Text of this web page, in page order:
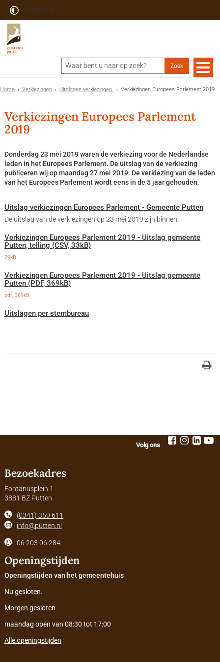
Lees voor
Home Verkiezingen Uitslagen verkiezingen Verkiezingen Europees Parlement 2019
Verkiezingen Europees Parlement
2019
Donderdag 23 mei 2019 waren de verkiezing voor de Nederlandse
leden in het Europees Parlement. De uitslag van de verkiezing
publiceren wij op maandag 27 mei 2019. De verkiezing van de leden
van het Europees Parlement wordt eens in de 5 jaar gehouden.
Uitslag verkiezingen Europees Parlement - Gemeente Putten
De uitslag van de verkiezingen op 23 mei 2019 zijn binnen.
Verkiezingen Europees Parlement 2019 - Uitslag gemeente
Putten, telling (CSV, 33kB)
29kB
Verkiezingen Europees Parlement 2019 - Uitslag gemeente
Putten (PDF, 369kB)
pdf, 369kB
Uitslagen per stembureau
Volg ons
Bezoekadres
Fontanusplein 1
3881 BZ Putten
(0341) 359 611
info@putten.nl
06 203 06 284
Openingstijden
Openingstijden van het gemeentehuis
Nu gesloten.
Morgen gesloten
maandag open van 08:30 tot 17:00
Alle openingstijden